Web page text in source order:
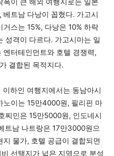
트남 다낭이 꼽혔다. 가고시
스는 15%, 다낭은 10% 하락
성격이 다르다. 가고시마는 일
터테인먼트와 호텔 경쟁력,
결합된 목적지다.
하인 여행지에서는 동남아시
노이는 15만4000원, 필리핀 마
찌민은 15만5000원, 인도네시
트남 나트랑은 17만3000원으
물가, 호텔 공급이 결합되면
선택지가 넓은 지역으로 분석